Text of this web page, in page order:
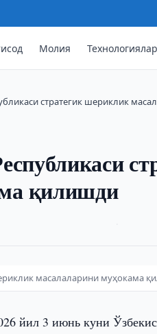
Молия Технологиялар
стратегик шериклик
қилишди
масалаларини муҳокама
йил 3 июнь куни